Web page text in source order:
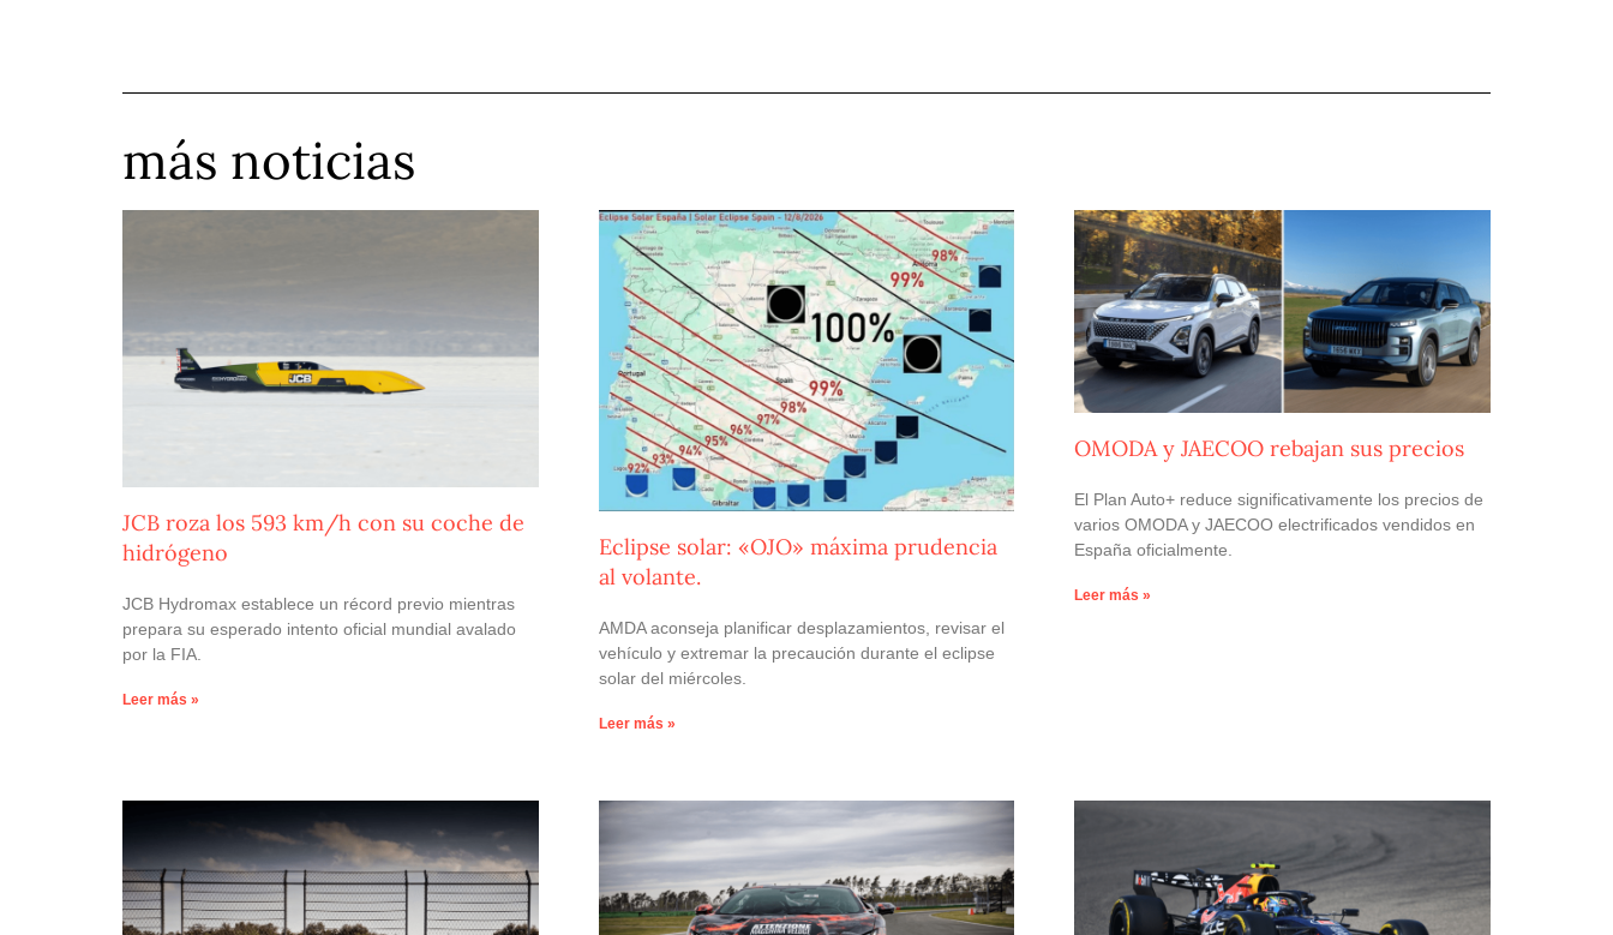
más noticias
JCB roza los 593 km/h con su coche de
hidrógeno
JCB Hydromax establece un récord previo mientras
prepara su esperado intento oficial mundial avalado
por la FIA.
Leer más »
Eclipse solar: «OJO» máxima prudencia
al volante.
AMDA aconseja planificar desplazamientos, revisar el
vehículo y extremar la precaución durante el eclipse
solar del miércoles.
Leer más »
OMODA y JAECOO rebajan sus precios
El Plan Auto+ reduce significativamente los precios de
varios OMODA y JAECOO electrificados vendidos en
España oficialmente.
Leer más »